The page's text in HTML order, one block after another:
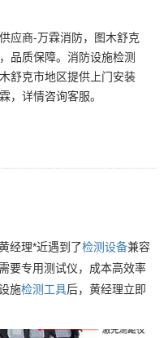
应商-万霖消防，图木舒克
品质保障。消防设施检测
舒克市地区提供上门安装
，详情咨询客服。
经理*近遇到了检测设备兼容
要专用测试仪，成本高效率
施检测 工具后，黄经理立即